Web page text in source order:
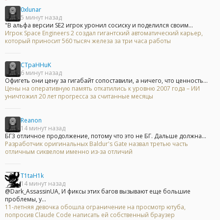
0xlunar
5 минут назад
"В альфа версии SE2 игрок уронил сосиску и поделился своим...
Игрок Space Engineers 2 создал гигантский автоматический карьер,
который приносит 560 тысяч железа за три часа работы
CTpaHHuK
6 минут назад
Офигеть они цену за гигабайт сопоставили, а ничего, что ценность...
Цены на оперативную память откатились к уровню 2007 года – ИИ
уничтожил 20 лет прогресса за считанные месяцы
Reanon
14 минут назад
БГ3 отличное продолжение, потому что это не БГ. Дальше должна...
Разработчик оригинальных Baldur's Gate назвал третью часть
отличным сиквелом именно из-за отличий
T1taH1k
14 минут назад
@Dark_AssassinUA, И фиксы этих багов вызывают еще большие
проблемы, у...
11-летняя девочка обошла ограничение на просмотр ютуба,
попросив Claude Code написать ей собственный браузер